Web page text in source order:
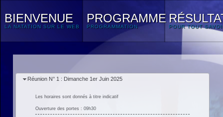
BIENVENUE
LA NATATION SUR LE WEB
PROGRAMME
PROGRAMMATION POUR TOUT
Réunion N° 1 : Dimanche 1er Juin 2025
Les horaires sont donnés à titre indicatif
Ouverture des portes : 09h30